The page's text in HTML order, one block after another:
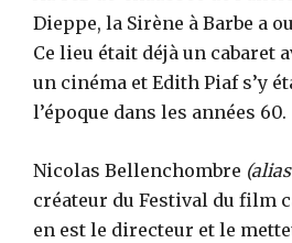
Dieppe, la Sirène à Barbe a
Ce lieu était déjà un cabaret
un cinéma et Edith Piaf s’y
l’époque dans les années 60.
Nicolas Bellenchombre
créateur du Festival du film
en est le directeur et le